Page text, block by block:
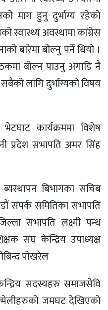
माग हुनु दुर्भाग्य रहेको
स्वास्थ्य अवस्थामा कांग्रेस
बारेमा बोल्नु पर्ने थियो ।
बोल्न पाउनु अगाडि नै
लागि दुर्भाग्यको विषय
कार्यक्रममा विशेष
प्रदेश सभापति अमर सिंह
ब्यस्थापन बिभागका सचिब
संपर्क समितिका सभापति
सभापति लक्ष्मी पन्थ
संघ केन्द्रिय उपाध्यक्ष
पोखरेल
सदस्यहरु समाजसेवि
जमघट देखिएको